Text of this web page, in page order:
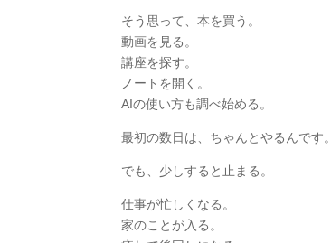
そう思って、本を買う。
動画を見る。
講座を探す。
ノートを開く。
AIの使い方も調べ始める。
最初の数日は、ちゃんとやるんです。
でも、少しすると止まる。
仕事が忙しくなる。
家のことが入る。